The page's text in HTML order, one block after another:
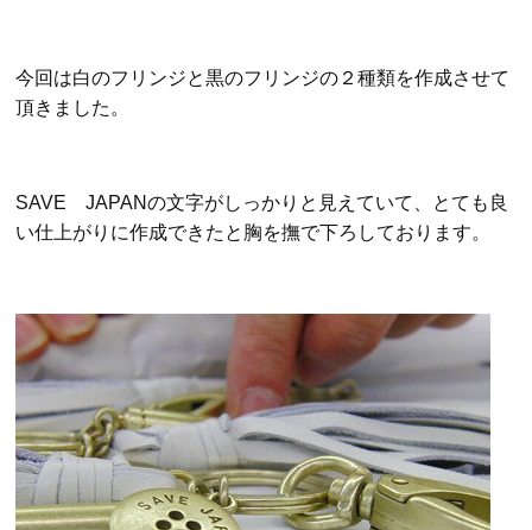
今回は白のフリンジと黒のフリンジの２種類を作成させて
頂きました。
SAVE JAPANの文字がしっかりと見えていて、とても良
い仕上がりに作成できたと胸を撫で下ろしております。